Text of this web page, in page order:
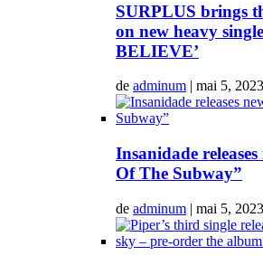
SURPLUS brings
on new heavy
BELIEVE’
de adminum | mai 5, 2023
Insanidade
Of The Subway”
de adminum | mai 5, 2023